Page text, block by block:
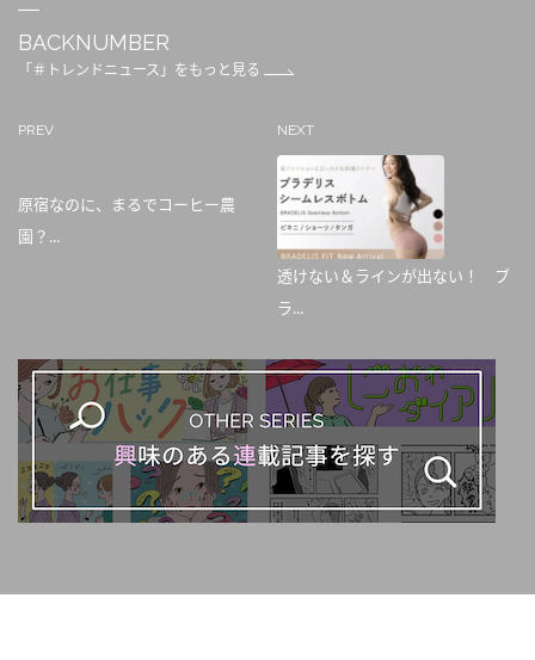
BACKNUMBER
「＃トレンドニュース」をもっと見る
PREV
原宿なのに、まるでコーヒー農
園？...
NEXT
透けない＆ラインが出ない！ ブ
ラ...